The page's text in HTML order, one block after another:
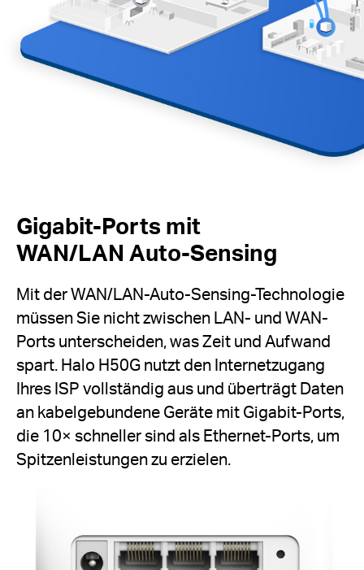
Gigabit-Ports mit
WAN/LAN Auto-Sensing
Mit der WAN/LAN-Auto-Sensing-Technologie
müssen Sie nicht zwischen LAN- und WAN-
Ports unterscheiden, was Zeit und Aufwand
spart. Halo H50G nutzt den Internetzugang
Ihres ISP vollständig aus und überträgt Daten
an kabelgebundene Geräte mit Gigabit-Ports,
die 10× schneller sind als Ethernet-Ports, um
Spitzenleistungen zu erzielen.